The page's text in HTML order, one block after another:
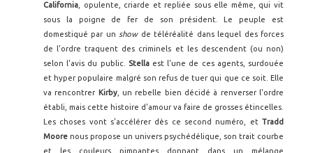
California, opulente, criarde et repliée sous elle même, qui vit
sous la poigne de fer de son président. Le peuple est
domestiqué par unshow de téléréalité dans lequel des forces
de l'ordre traquent des criminels et les descendent (ou non)
selon l'avis du public. Stella est l'une de ces agents, surdouée
et hyper populaire malgré son refus de tuer qui que ce soit. Elle
va rencontrer Kirby, un rebelle bien décidé à renverser l'ordre
établi, mais cette histoire d'amour va faire de grosses étincelles.
Les choses vont s'accélérer dès ce second numéro, et Tradd
Moore nous propose un univers psychédélique, son trait courbe
et les couleurs pimpantes donnant dans un mélange